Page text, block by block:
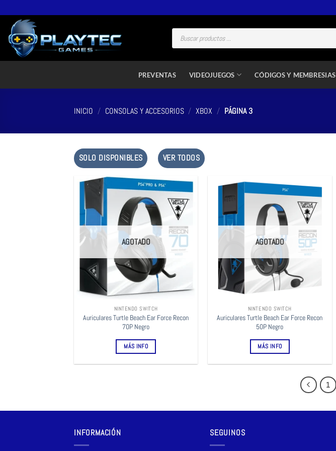
PREVENTAS VIDEOJUEGOS CÓDIGOS Y MEMBRESIAS
INICIO / CONSOLAS Y ACCESORIOS / XBOX / PÁGINA 3
SOLO DISPONIBLES VER TODOS
AGOTADO
NINTENDO SWITCH
Auriculares Turtle Beach Ear Force Recon
70P Negro
MÁS INFO
AGOTADO
NINTENDO SWITCH
Auriculares Turtle Beach Ear Force Recon
50P Negro
MÁS INFO
1
INFORMACIÓN SEGUINOS